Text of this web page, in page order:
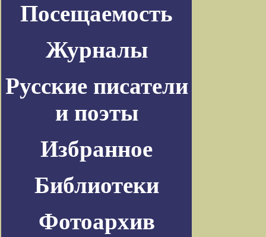
Посещаемость
Журналы
Русские писатели
и поэты
Избранное
Библиотеки
Фотоархив